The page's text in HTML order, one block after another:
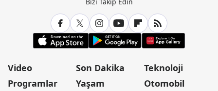
Video
Programlar
Son Dakika
Yaşam
Teknoloji
Otomobil